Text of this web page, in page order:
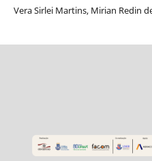
Vera Sirlei Martins, Mirian Redin